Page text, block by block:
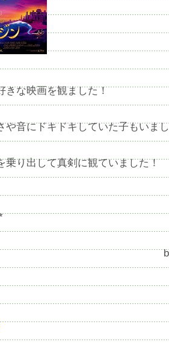
きな映画を観ました！
や音にドキドキしていた子もいま
乗り出して真剣に観ていました！